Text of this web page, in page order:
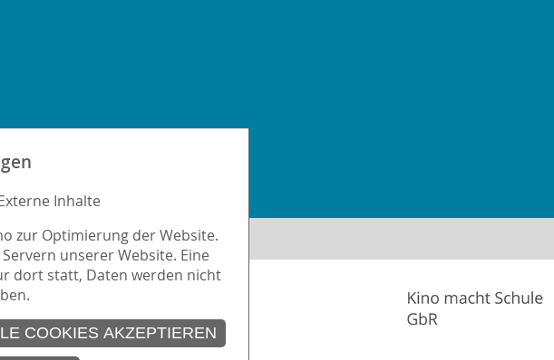
Inhalte
zur Optimierung der Website.
unserer Website. Eine
dort statt, Daten werden nicht
COOKIES AKZEPTIEREN